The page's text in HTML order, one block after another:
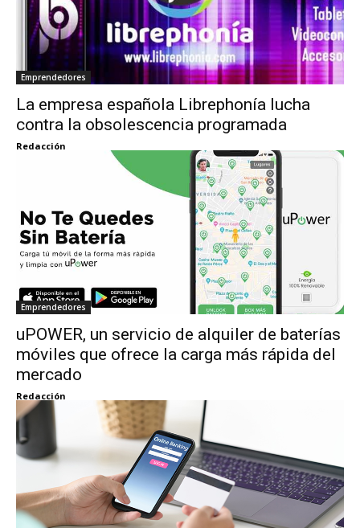
Emprendedores
La empresa española Librephonía lucha
contra la obsolescencia programada
Redacción
Emprendedores
uPOWER, un servicio de alquiler de baterías
móviles que ofrece la carga más rápida del
mercado
Redacción